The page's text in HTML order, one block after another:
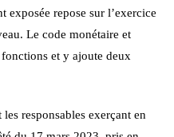
repose sur l’exercice
Le code monétaire et
et y ajoute deux
responsables exerçant en